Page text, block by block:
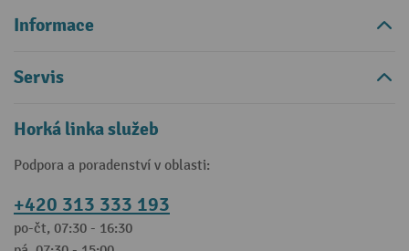
Informace
Servis
Horká linka služeb
Podpora a poradenství v oblasti:
+420 313 333 193
po-čt, 07:30 - 16:30